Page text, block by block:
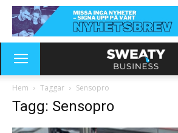
Hem Taggar Sensopro
Tagg: Sensopro